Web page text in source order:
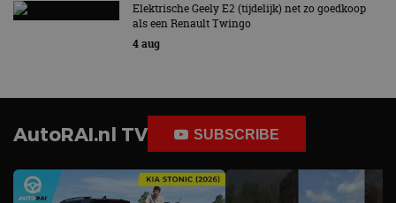
Elektrische Geely E2 (tijdelijk) net zo goedkoop
als een Renault Twingo
4 aug
AutoRAI.nl TV SUBSCRIBE